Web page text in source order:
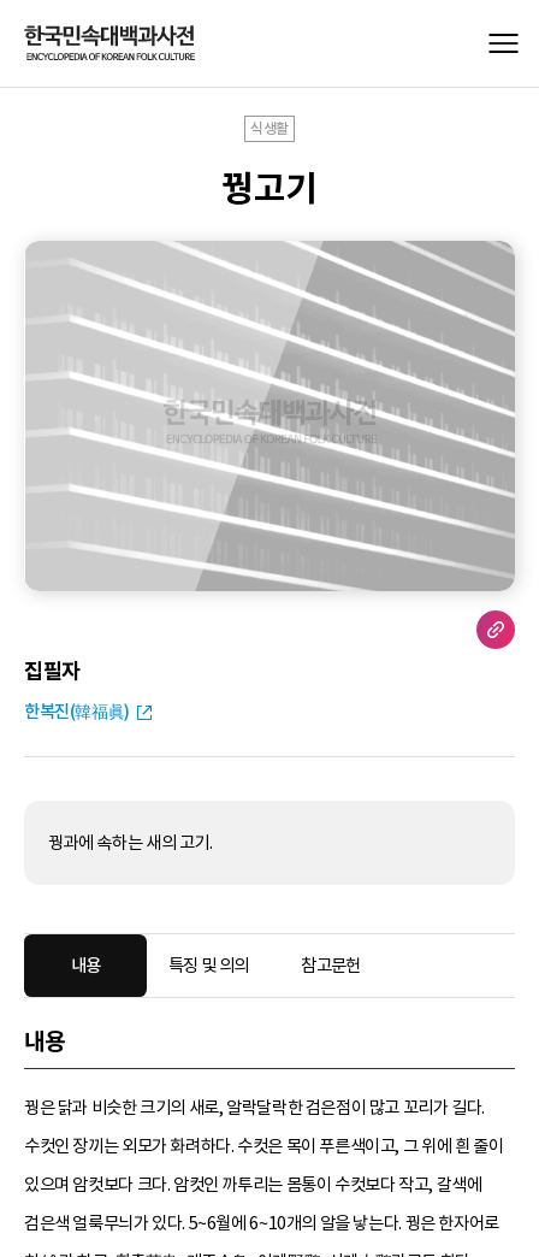
식생활
꿩고기
집필자
한복진(韓福眞)
꿩과에 속하는 새의 고기.
내용 특징 및 의의 참고문헌
내용
꿩은 닭과 비슷한 크기의 새로, 알락달락한 검은점이 많고 꼬리가 길다.
수컷인 장끼는 외모가 화려하다. 수컷은 목이 푸른색이고, 그 위에 흰 줄이
있으며 암컷보다 크다. 암컷인 까투리는 몸통이 수컷보다 작고, 갈색에
검은색 얼룩무늬가 있다. 5~6월에 6~10개의 알을 낳는다. 꿩은 한자어로